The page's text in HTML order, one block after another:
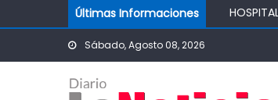
Skip to contentÚltimas Informaciones
IMPULSA
AGRÍCOLA
Sábado, Agosto 08, 2026